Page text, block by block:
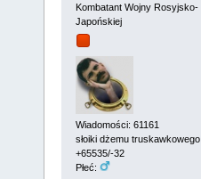
Kombatant Wojny Rosyjsko-
Japońskiej
Wiadomości: 61161
słoiki dżemu truskawkowego
+65535/-32
Płeć: